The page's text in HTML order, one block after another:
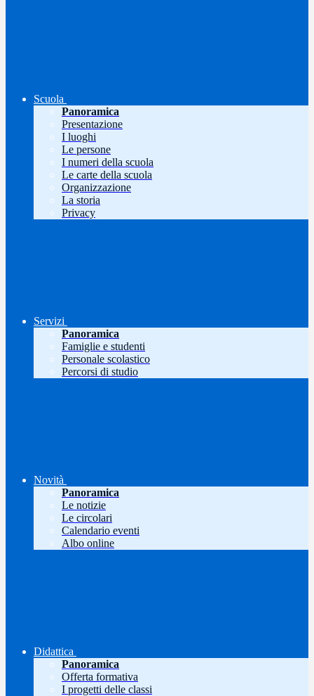
Scuola
Panoramica
Presentazione
I luoghi
Le persone
I numeri della scuola
Le carte della scuola
Organizzazione
La storia
Privacy
Servizi
Panoramica
Famiglie e studenti
Personale scolastico
Percorsi di studio
Novità
Panoramica
Le notizie
Le circolari
Calendario eventi
Albo online
Didattica
Panoramica
Offerta formativa
I progetti delle classi